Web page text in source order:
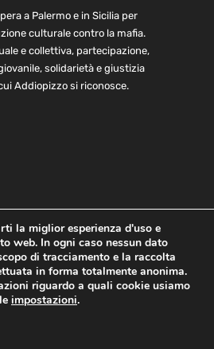
a Palermo e in Sicilia per
culturale contro la mafia.
e collettiva, partecipazione,
solidarietà e giustizia
Addiopizzo si riconosce.
e bilancio
Contatti
Child Protection Policy
| Tutti i diritti riservati | Sede
la miglior esperienza d'uso e
web. In ogni caso nessun dato
di tracciamento e la raccolta
in forma totalmente anonima.
riguardo a quali cookie usiamo
impostazioni.